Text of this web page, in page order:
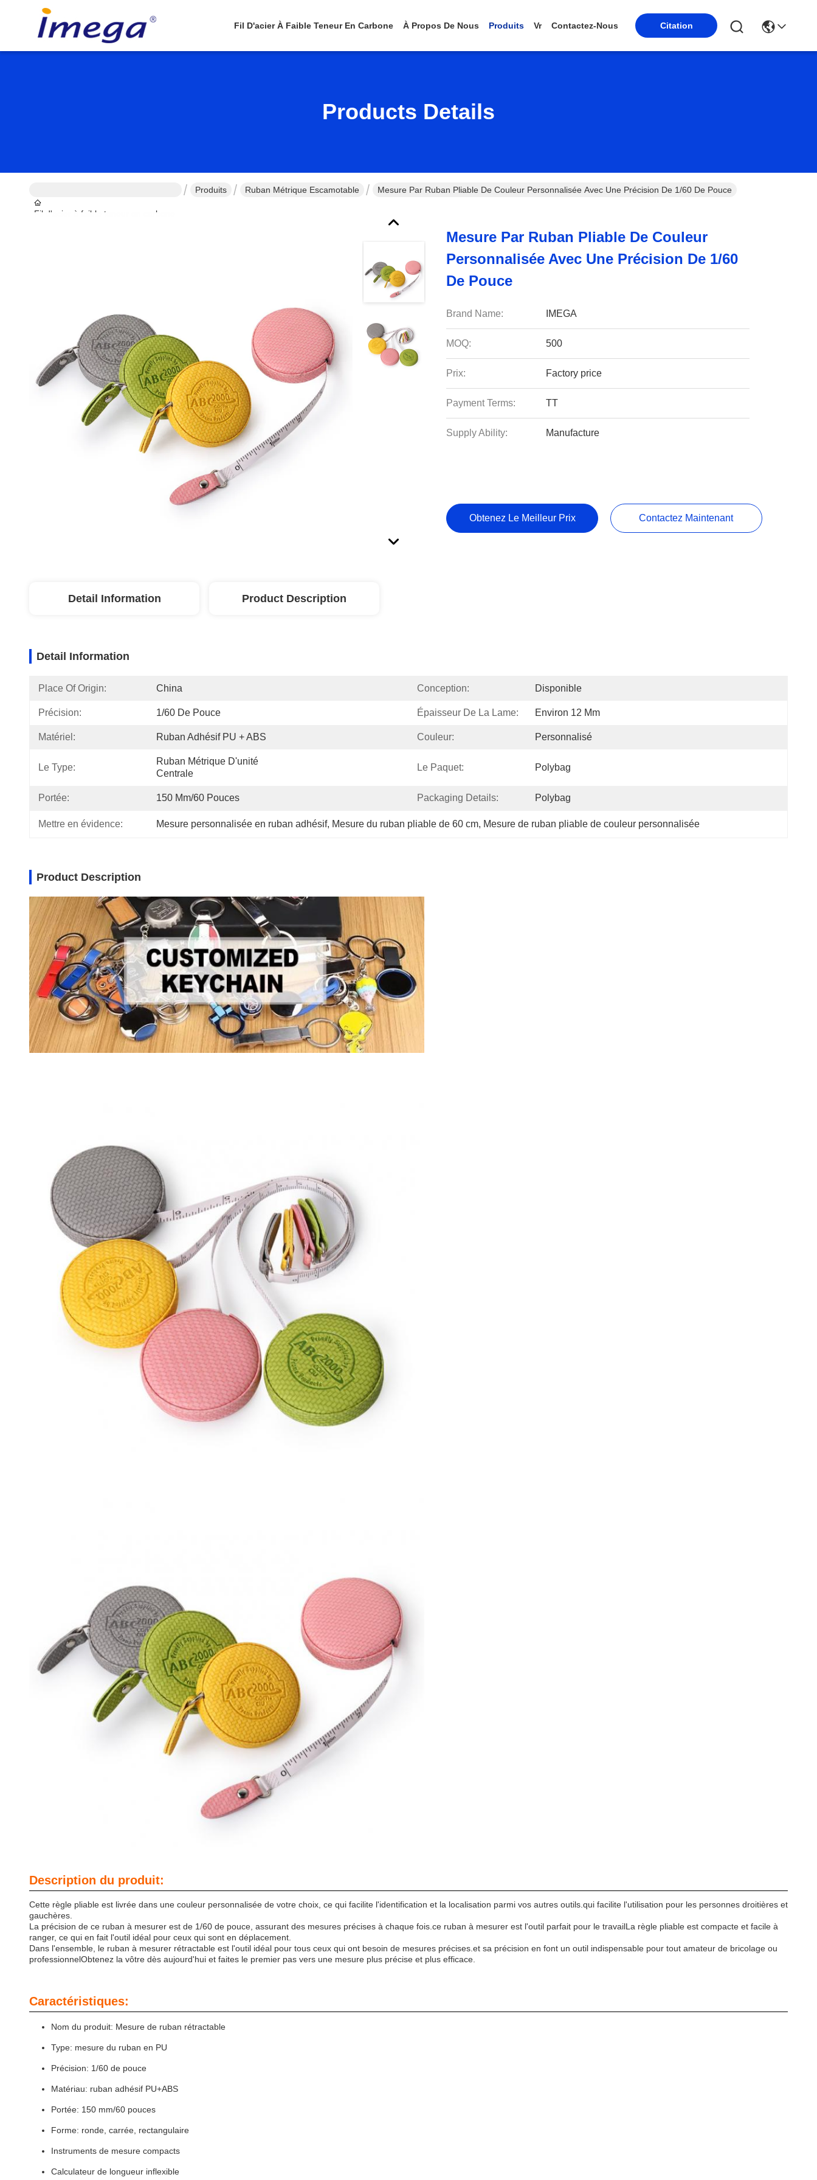
Fil D'acier À Faible Teneur En Carbone À Propos De Nous Produits Vr Contactez-Nous Citation
Products Details
Fil d'acier à faible teneur en carbone
Produits Ruban Métrique Escamotable Mesure Par Ruban Pliable De Couleur Personnalisée Avec Une Précision De 1/60 De Pouce
Mesure Par Ruban Pliable De Couleur
Personnalisée Avec Une Précision De 1/60
De Pouce
Brand Name: IMEGA
MOQ: 500
Prix: Factory price
Payment Terms: TT
Supply Ability: Manufacture
Obtenez Le Meilleur Prix Contactez Maintenant
Detail Information Product Description
Detail Information
Place Of Origin: China Conception: Disponible
Précision: 1/60 De Pouce Épaisseur De La Lame: Environ 12 Mm
Matériel: Ruban Adhésif PU + ABS Couleur: Personnalisé
Le Type:
Ruban Métrique D'unité
Centrale
Le Paquet: Polybag
Portée: 150 Mm/60 Pouces Packaging Details: Polybag
Mettre en évidence: Mesure personnalisée en ruban adhésif, Mesure du ruban pliable de 60 cm, Mesure de ruban pliable de couleur personnalisée
Product Description
Description du produit:
Cette règle pliable est livrée dans une couleur personnalisée de votre choix, ce qui facilite l'identification et la localisation parmi vos autres outils.qui facilite l'utilisation pour les personnes droitières et
gauchères.
La précision de ce ruban à mesurer est de 1/60 de pouce, assurant des mesures précises à chaque fois.ce ruban à mesurer est l'outil parfait pour le travailLa règle pliable est compacte et facile à
ranger, ce qui en fait l'outil idéal pour ceux qui sont en déplacement.
Dans l'ensemble, le ruban à mesurer rétractable est l'outil idéal pour tous ceux qui ont besoin de mesures précises.et sa précision en font un outil indispensable pour tout amateur de bricolage ou
professionnelObtenez la vôtre dès aujourd'hui et faites le premier pas vers une mesure plus précise et plus efficace.
Caractéristiques:
Nom du produit: Mesure de ruban rétractable
Type: mesure du ruban en PU
Précision: 1/60 de pouce
Matériau: ruban adhésif PU+ABS
Portée: 150 mm/60 pouces
Forme: ronde, carrée, rectangulaire
Instruments de mesure compacts
Calculateur de longueur inflexible